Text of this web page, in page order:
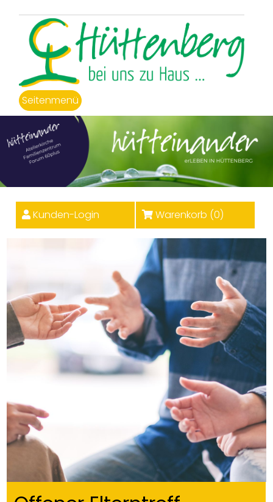
Seitenmenü
Kunden-Login Warenkorb (0)